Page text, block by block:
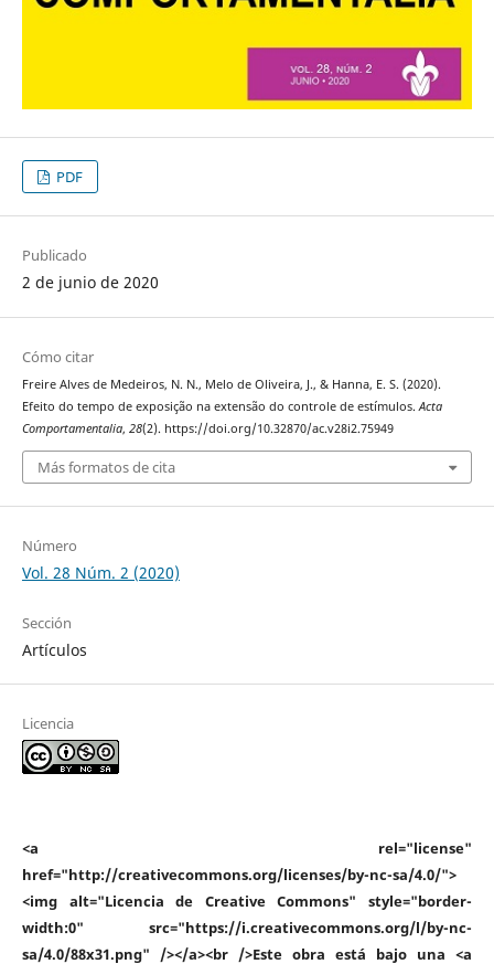
PDF
Publicado
2 de junio de 2020
Cómo citar
Freire Alves de Medeiros, N. N., Melo de Oliveira, J., & Hanna, E. S. (2020).
Efeito do tempo de exposição na extensão do controle de estímulos. Acta
Comportamentalia, 28(2). https://doi.org/10.32870/ac.v28i2.75949
Más formatos de cita
Número
Vol. 28 Núm. 2 (2020)
Sección
Artículos
Licencia
<a rel="license"
href="http://creativecommons.org/licenses/by-nc-sa/4.0/">
<img alt="Licencia de Creative Commons" style="border-
width:0" src="https://i.creativecommons.org/l/by-nc-
sa/4.0/88x31.png" /></a><br />Este obra está bajo una <a